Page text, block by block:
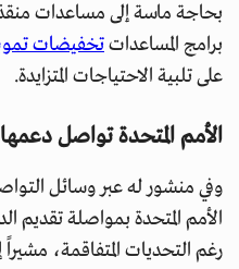
بحاجة ماسة إلى مساعدات
برامج المساعداتتخفيضات
على تلبية الاحتياجات المتزايدة.
الأمم المتحدة تواصل دعمها
وفي منشور له عبر وسائل
الأمم المتحدة بمواصلة تقديم
رغم التحديات المتفاقمة،